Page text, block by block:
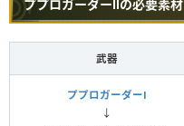
ププロガーダーⅡの必要素材
武器
ププロガーダーⅠ
↓